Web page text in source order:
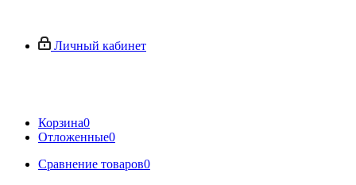
Личный кабинет
Корзина0
Отложенные0
Сравнение товаров0